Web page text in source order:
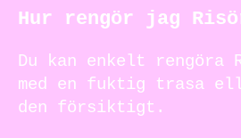
Hur rengör jag
Du kan enkelt rengöra
med en fuktig trasa
den försiktigt.